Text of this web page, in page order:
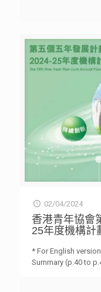
02/04/2024
香港青年協會
25年度機構計
* For English
Summary (p.40 to